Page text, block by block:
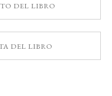
DEL LIBRO
DEL LIBRO